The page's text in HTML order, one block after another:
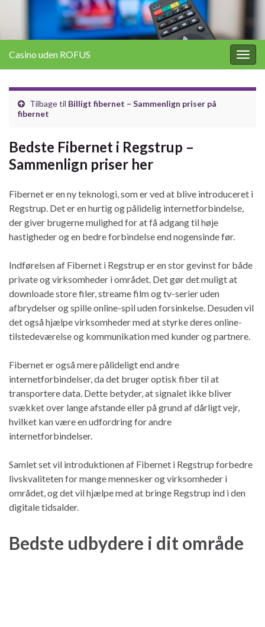
Casino uden ROFUS
Tilbage til Billigt fibernet – Sammenlign priser på
fibernet
Bedste Fibernet i Regstrup –
Sammenlign priser her
Fibernet er en ny teknologi, som er ved at blive introduceret i
Regstrup. Det er en hurtig og pålidelig internetforbindelse,
der giver brugerne mulighed for at få adgang til høje
hastigheder og en bedre forbindelse end nogensinde før.
Indførelsen af Fibernet i Regstrup er en stor gevinst for både
private og virksomheder i området. Det gør det muligt at
downloade store filer, streame film og tv-serier uden
afbrydelser og spille online-spil uden forsinkelse. Desuden vil
det også hjælpe virksomheder med at styrke deres online-
tilstedeværelse og kommunikation med kunder og partnere.
Fibernet er også mere pålideligt end andre
internetforbindelser, da det bruger optisk fiber til at
transportere data. Dette betyder, at signalet ikke bliver
svækket over lange afstande eller på grund af dårligt vejr,
hvilket kan være en udfordring for andre
internetforbindelser.
Samlet set vil introduktionen af Fibernet i Regstrup forbedre
livskvaliteten for mange mennesker og virksomheder i
området, og det vil hjælpe med at bringe Regstrup ind i den
digitale tidsalder.
Bedste udbydere i dit område